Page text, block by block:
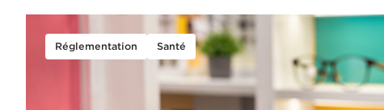
Réglementation Santé